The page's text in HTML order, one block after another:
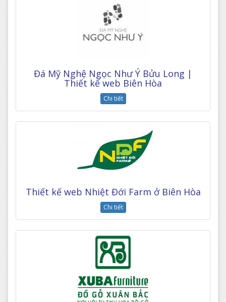
Đá Mỹ Nghệ Ngọc Như Ý Bửu Long |
Thiết kế web Biên Hòa
Chi tiết
Thiết kế web Nhiệt Đới Farm ở Biên Hòa
Chi tiết